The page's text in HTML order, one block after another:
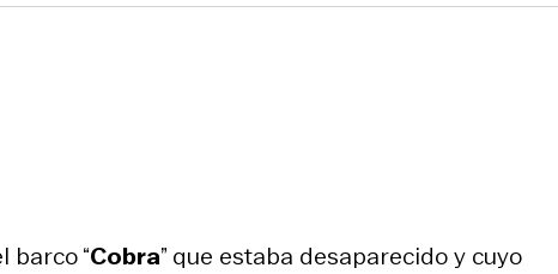
barco “Cobra” que estaba desaparecido y cuyo